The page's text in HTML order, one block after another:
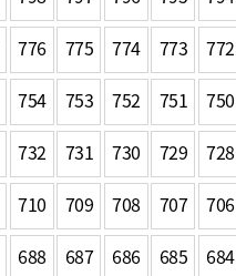
기부자 예우제
기부자 명예의 전당
기금사업
군산시 답례품
고향사랑기부제 소식
776 775 774 773 772
754 753 752 751 750
732 731 730 729 728
710 709 708 707 706
688 687 686 685 684